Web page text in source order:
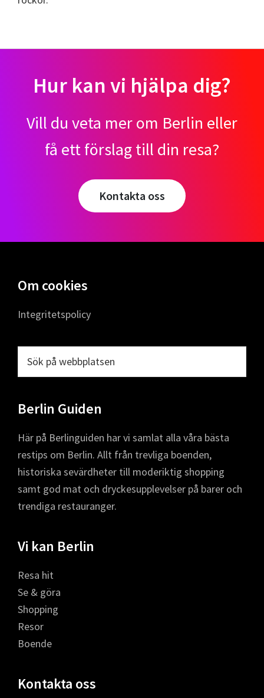
Hur kan vi hjälpa dig?
Vill du veta mer om Berlin eller
få ett förslag till din resa?
Kontakta oss
Footer
Om cookies
Integritetspolicy
Berlin Guiden
Här på Berlinguiden har vi samlat alla våra bästa
restips om Berlin. Allt från trevliga boenden,
historiska sevärdheter till moderiktig shopping
samt god mat och dryckesupplevelser på barer och
trendiga restauranger.
Vi kan Berlin
Resa hit
Se & göra
Shopping
Resor
Boende
Kontakta oss